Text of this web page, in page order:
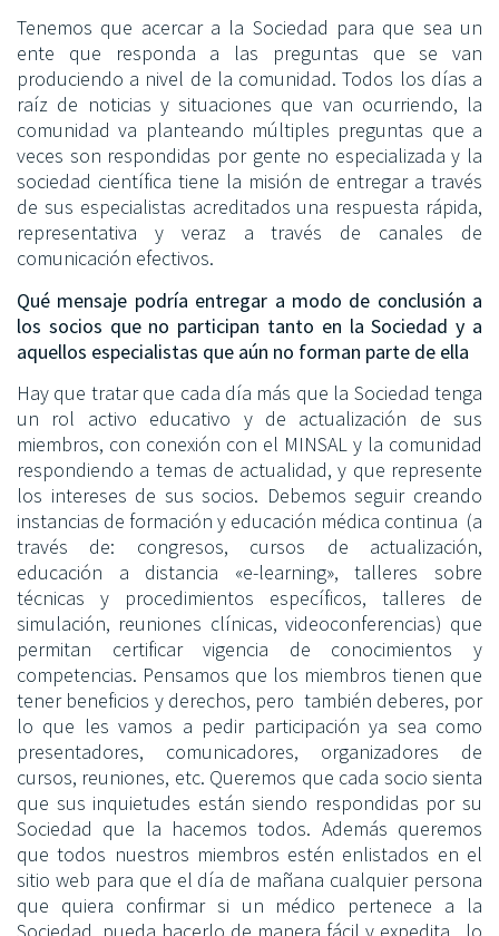
Tenemos que acercar a la Sociedad para que sea un
ente que responda a las preguntas que se van
produciendo a nivel de la comunidad. Todos los días a
raíz de noticias y situaciones que van ocurriendo, la
comunidad va planteando múltiples preguntas que a
veces son respondidas por gente no especializada y la
sociedad científica tiene la misión de entregar a través
de sus especialistas acreditados una respuesta rápida,
representativa y veraz a través de canales de
comunicación efectivos.
Qué mensaje podría entregar a modo de conclusión a
los socios que no participan tanto en la Sociedad y a
aquellos especialistas que aún no forman parte de ella
Hay que tratar que cada día más que la Sociedad tenga
un rol activo educativo y de actualización de sus
miembros, con conexión con el MINSAL y la comunidad
respondiendo a temas de actualidad, y que represente
los intereses de sus socios. Debemos seguir creando
instancias de formación y educación médica continua (a
través de: congresos, cursos de actualización,
educación a distancia «e-learning», talleres sobre
técnicas y procedimientos específicos, talleres de
simulación, reuniones clínicas, videoconferencias) que
permitan certificar vigencia de conocimientos y
competencias. Pensamos que los miembros tienen que
tener beneficios y derechos, pero también deberes, por
lo que les vamos a pedir participación ya sea como
presentadores, comunicadores, organizadores de
cursos, reuniones, etc. Queremos que cada socio sienta
que sus inquietudes están siendo respondidas por su
Sociedad que la hacemos todos. Además queremos
que todos nuestros miembros estén enlistados en el
sitio web para que el día de mañana cualquier persona
que quiera confirmar si un médico pertenece a la